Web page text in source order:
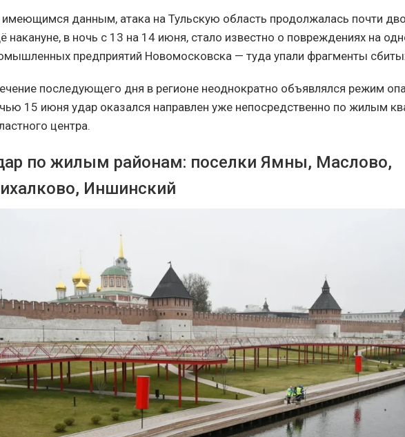
данным, атака на Тульскую область продолжалась почти
накануне, в ночь с 13 на 14 июня, стало известно о повреждениях на
предприятий Новомосковска — туда упали фрагменты
последующего дня в регионе неоднократно объявлялся режим
15 июня удар оказался направлен уже непосредственно по жилым
центра.
по жилым районам: поселки Ямны, Маслово,
Иншинский